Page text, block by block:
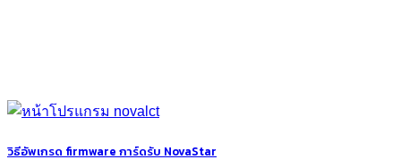
วิธีอัพเกรด firmware การ์ดรับ NovaStar